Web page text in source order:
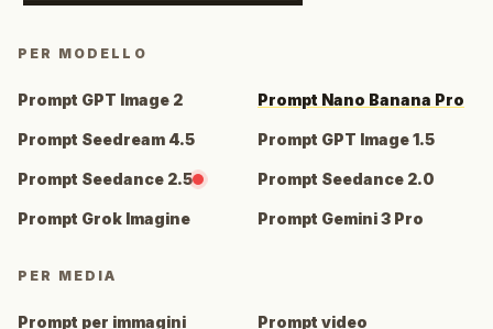
PER MODELLO
Prompt GPT Image 2 Prompt Nano Banana Pro
Prompt Seedream 4.5 Prompt GPT Image 1.5
Prompt Seedance 2.5 Prompt Seedance 2.0
Prompt Grok Imagine Prompt Gemini 3 Pro
PER MEDIA
Prompt per immagini Prompt video